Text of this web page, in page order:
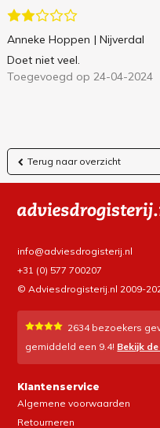
Anneke Hoppen | Nijverdal
Doet niet veel.
Toegevoegd op 24-04-2024
Terug naar overzicht
info@adviesdrogisterij.nl
+31 (0) 577 700207
© Adviesdrogisterij.nl 2009-
2634bezoekers
gemiddeld een 9.4! Bekijk
Klantenservice
Algemene voorwaarden
Retourneren